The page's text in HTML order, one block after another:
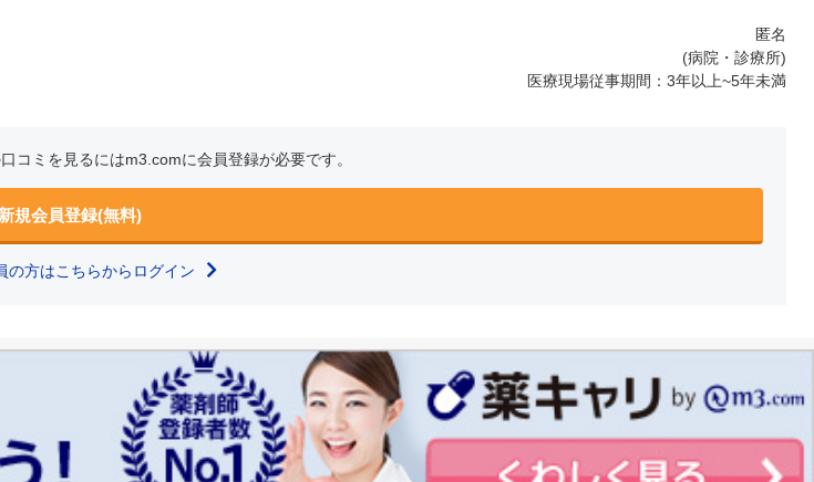
匿名
(病院・診療所)
医療現場従事期間：3年以上~5年未満
コミを見るにはm3.comに会員登録が必要です。
新規会員登録(無料)
の方はこちらからログイン